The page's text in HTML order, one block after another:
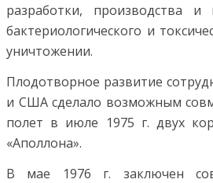
разработки, производства и
бактериологического и
уничтожении.
Плодотворное развитие
и США сделало возможным
полет в июле 1975 г. двух
«Аполлона».
В мае 1976 г. заключен